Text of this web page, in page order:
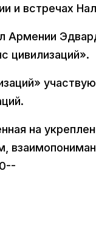
и встречах
Армении
цивилизаций».
на